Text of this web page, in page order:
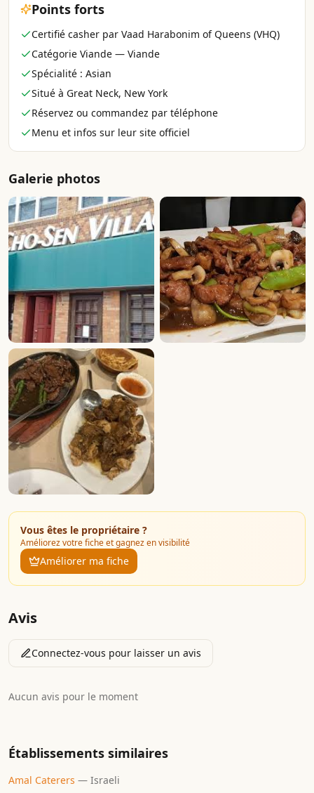
Points forts
Certifié casher par Vaad Harabonim of Queens (VHQ)
Catégorie Viande — Viande
Spécialité : Asian
Situé à Great Neck, New York
Réservez ou commandez par téléphone
Menu et infos sur leur site officiel
Galerie photos
Vous êtes le propriétaire ?
Améliorez votre fiche et gagnez en visibilité
Améliorer ma fiche
Avis
Connectez-vous pour laisser un avis
Aucun avis pour le moment
Établissements similaires
Amal Caterers — Israeli